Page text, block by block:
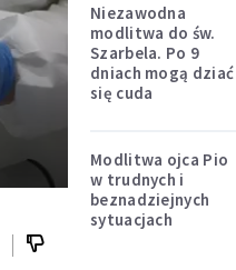
Niezawodna
modlitwa do św.
Szarbela. Po 9
dniach mogą dziać
się cuda
Modlitwa ojca Pio
w trudnych i
beznadziejnych
sytuacjach